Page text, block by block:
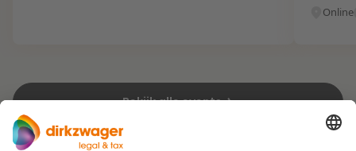
Online
Bekijk alle events